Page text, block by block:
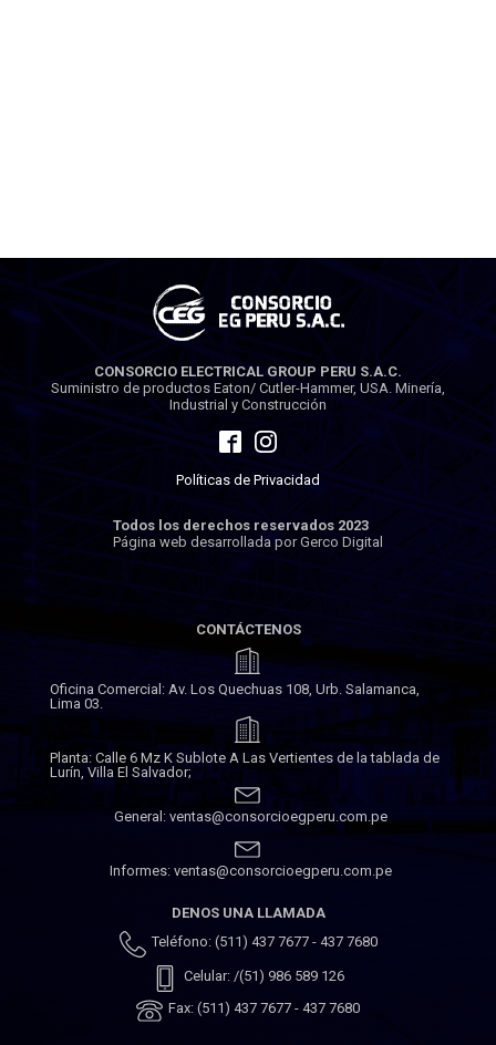
CONSORCIO ELECTRICAL GROUP PERU S.A.C.
Suministro de productos Eaton/ Cutler-Hammer, USA. Minería,
Industrial y Construcción
Políticas de Privacidad
Todos los derechos reservados 2023
Página web desarrollada por Gerco Digital
CONTÁCTENOS
Oficina Comercial: Av. Los Quechuas 108, Urb. Salamanca,
Lima 03.
Planta: Calle 6 Mz K Sublote A Las Vertientes de la tablada de
Lurín, Villa El Salvador;
General: ventas@consorcioegperu.com.pe
Informes: ventas@consorcioegperu.com.pe
DENOS UNA LLAMADA
Teléfono: (511) 437 7677 - 437 7680
Celular: /(51) 986 589 126
Fax: (511) 437 7677 - 437 7680